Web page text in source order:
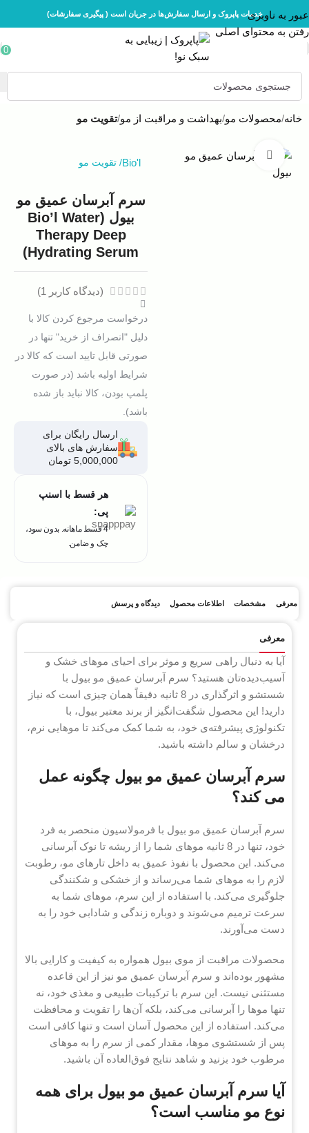
عبور به ناوبری
رفتن به محتوای اصلی
خدمات پاپروک و ارسال سفارش‌ها در جریان است ( پیگیری سفارشات)
0
خانه محصولات مو بهداشت و مراقبت از مو تقویت مو
بزرگنمایی تصویر
Bio'l
/ تقویت مو
سرم آبرسان عمیق مو
بیول (Bio’l Water
Therapy Deep
Hydrating Serum)
(دیدگاه کاربر 1
)
درخواست مرجوع کردن کالا با
دلیل "انصراف از خرید" تنها در
صورتی قابل تایید است که کالا در
شرایط اولیه باشد (در صورت
پلمپ بودن، کالا نباید باز شده
باشد).
ارسال رایگان برای
سفارش های بالای
5,000,000 تومان
هر قسط با اسنپ
پی:
4 قسط ماهانه. بدون سود،
چک و ضامن.
معرفی مشخصات اطلاعات محصول دیدگاه و پرسش
معرفی
آیا به دنبال راهی سریع و موثر برای احیای موهای خشک و
آسیب‌دیده‌تان هستید؟ سرم آبرسان عمیق مو بیول با
شستشو و اثرگذاری در 8 ثانیه دقیقاً همان چیزی است که نیاز
دارید! این محصول شگفت‌انگیز از برند معتبر بیول، با
تکنولوژی پیشرفته‌ی خود، به شما کمک می‌کند تا موهایی نرم،
درخشان و سالم داشته باشید.
سرم آبرسان عمیق مو بیول چگونه عمل
می کند؟
سرم آبرسان عمیق مو بیول با فرمولاسیون منحصر به فرد
خود، تنها در 8 ثانیه موهای شما را از ریشه تا نوک آبرسانی
می‌کند. این محصول با نفوذ عمیق به داخل تارهای مو، رطوبت
لازم را به موهای شما می‌رساند و از خشکی و شکنندگی
جلوگیری می‌کند. با استفاده از این سرم، موهای شما به
سرعت ترمیم می‌شوند و دوباره زندگی و شادابی خود را به
دست می‌آورند.
محصولات مراقبت از موی بیول همواره به کیفیت و کارایی بالا
مشهور بوده‌اند و سرم آبرسان عمیق مو نیز از این قاعده
مستثنی نیست. این سرم با ترکیبات طبیعی و مغذی خود، نه
تنها موها را آبرسانی می‌کند، بلکه آن‌ها را تقویت و محافظت
می‌کند. استفاده از این محصول آسان است و تنها کافی است
پس از شستشوی موها، مقدار کمی از سرم را به موهای
مرطوب خود بزنید و شاهد نتایج فوق‌العاده آن باشید.
آیا سرم آبرسان عمیق مو بیول برای همه
نوع مو مناسب است؟